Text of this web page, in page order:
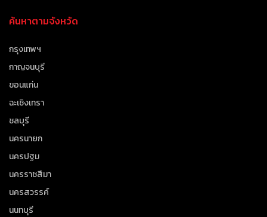
ค้นหาตามจังหวัด
กรุงเทพฯ
กาญจนบุรี
ขอนแก่น
ฉะเชิงเทรา
ชลบุรี
นครนายก
นครปฐม
นครราชสีมา
นครสวรรค์
นนทบุรี